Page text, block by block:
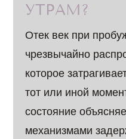
УТРАМ?
Отек век при
чрезвычайно
которое
тот или иной
состояние
механизмами